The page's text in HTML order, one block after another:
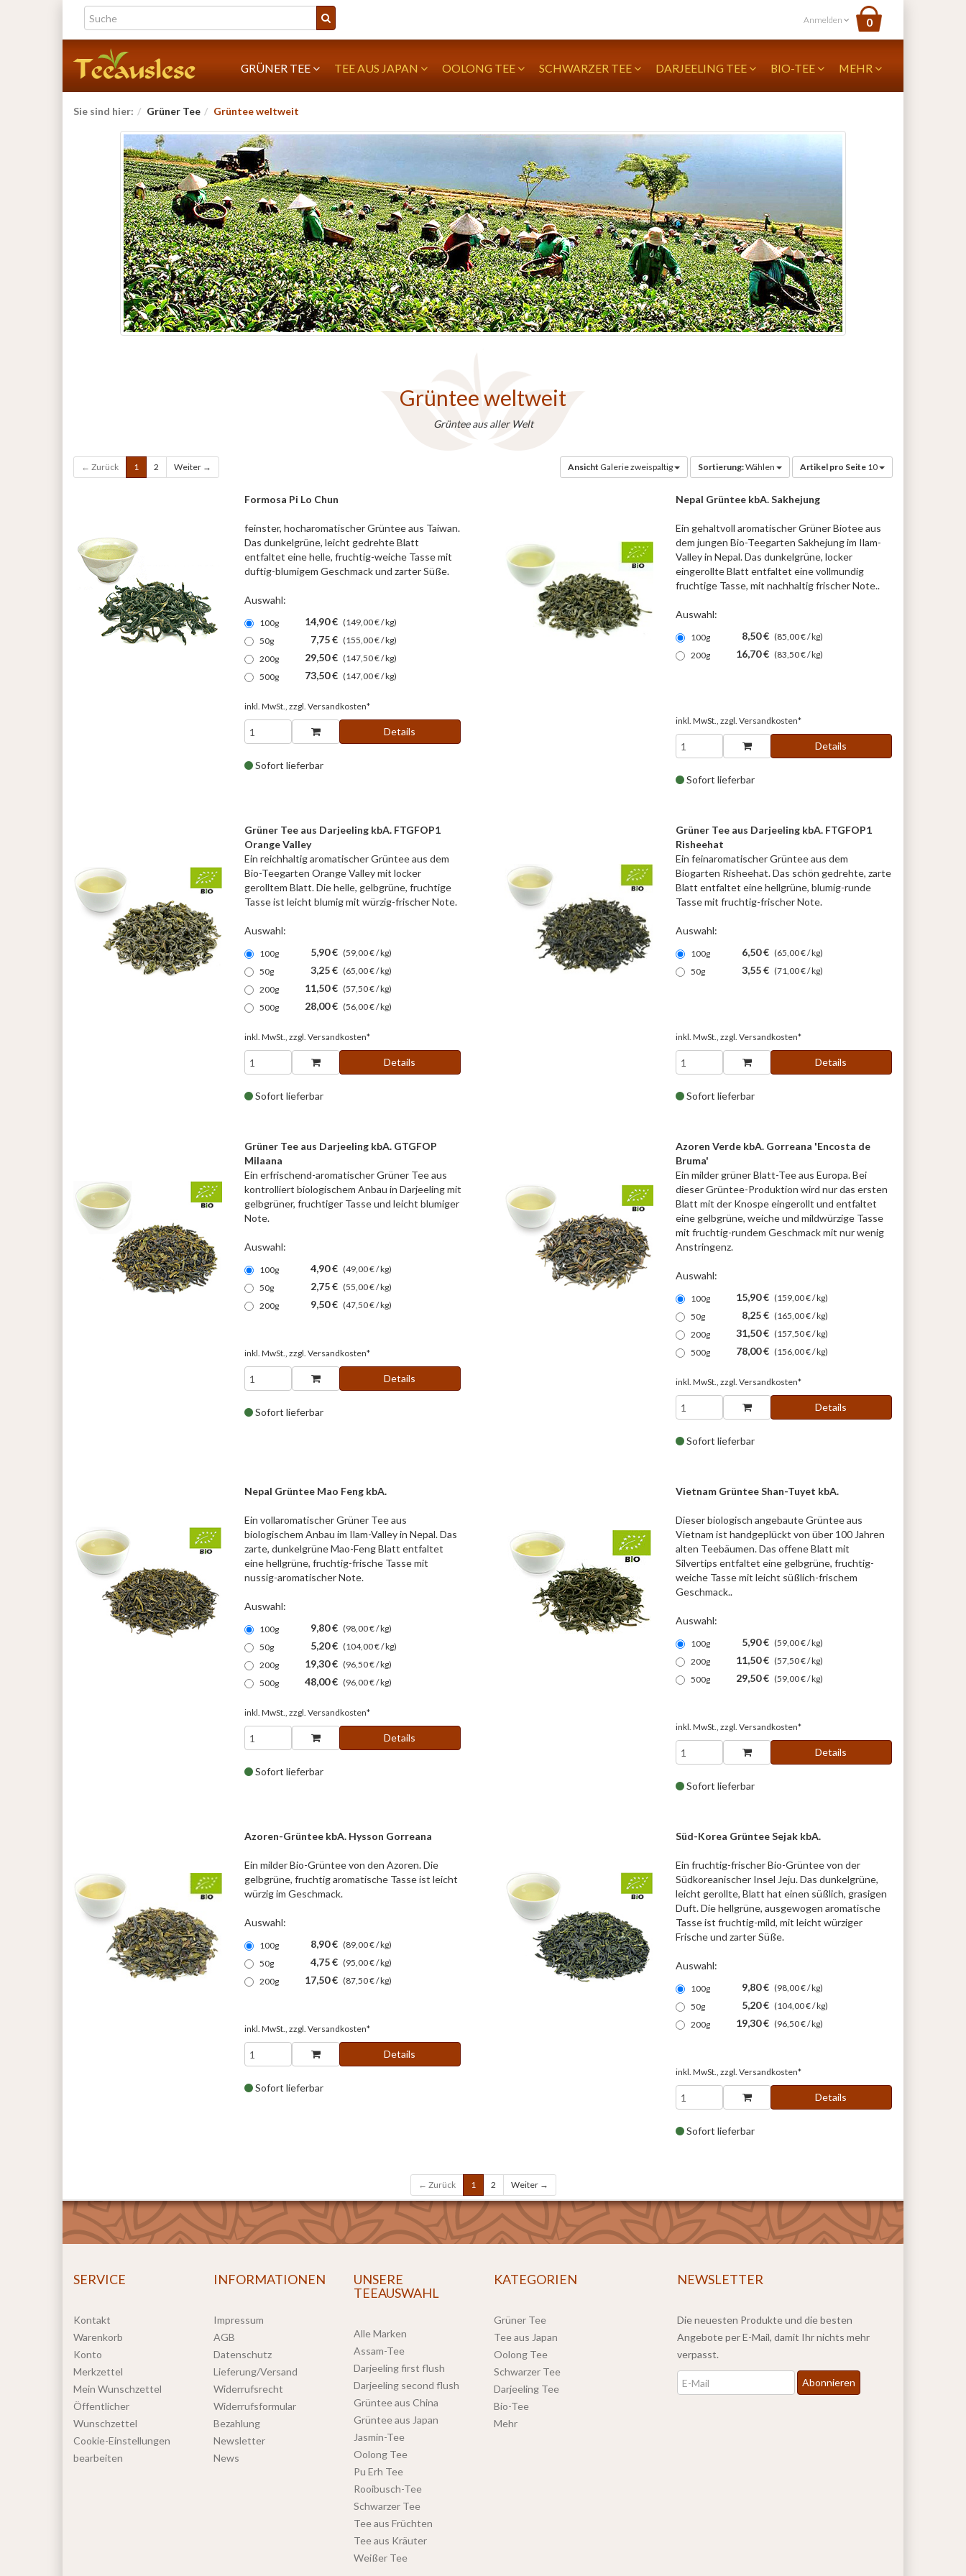
Anmelden 0
GRÜNER TEE TEE AUS JAPAN OOLONG TEE SCHWARZER TEE DARJEELING TEE BIO-TEE MEHR
Sie sind hier: Grüner Tee Grüntee weltweit
Grüntee weltweit
Grüntee aus aller Welt
← Zurück 1 2 Weiter → Ansicht Galerie zweispaltig Sortierung:Wählen Artikel pro Seite 10
Formosa Pi Lo Chun
feinster, hocharomatischer Grüntee aus Taiwan.
Das dunkelgrüne, leicht gedrehte Blatt
entfaltet eine helle, fruchtig-weiche Tasse mit
duftig-blumigem Geschmack und zarter Süße.
Auswahl:
100g 14,90 € (149,00 € / kg)
50g
7,75 € (155,00 € / kg)
200g
29,50 € (147,50 € / kg)
500g
73,50 € (147,00 € / kg)
inkl. MwSt., zzgl. Versandkosten*
Details
Sofort lieferbar
Nepal Grüntee kbA. Sakhejung
Ein gehaltvoll aromatischer Grüner Biotee aus
dem jungen Bio-Teegarten Sakhejung im Ilam-
Valley in Nepal. Das dunkelgrüne, locker
eingerollte Blatt entfaltet eine vollmundig
fruchtige Tasse, mit nachhaltig frischer Note..
Auswahl:
100g 8,50 € (85,00 € / kg)
200g
16,70 € (83,50 € / kg)
inkl. MwSt., zzgl. Versandkosten*
Details
Sofort lieferbar
Grüner Tee aus Darjeeling kbA. FTGFOP1
Orange Valley
Ein reichhaltig aromatischer Grüntee aus dem
Bio-Teegarten Orange Valley mit locker
gerolltem Blatt. Die helle, gelbgrüne, fruchtige
Tasse ist leicht blumig mit würzig-frischer Note.
Auswahl:
100g 5,90 € (59,00 € / kg)
50g
3,25 € (65,00 € / kg)
200g
11,50 € (57,50 € / kg)
500g
28,00 € (56,00 € / kg)
inkl. MwSt., zzgl. Versandkosten*
Details
Sofort lieferbar
Grüner Tee aus Darjeeling kbA. FTGFOP1
Risheehat
Ein feinaromatischer Grüntee aus dem
Biogarten Risheehat. Das schön gedrehte, zarte
Blatt entfaltet eine hellgrüne, blumig-runde
Tasse mit fruchtig-frischer Note.
Auswahl:
100g 6,50 € (65,00 € / kg)
50g
3,55 € (71,00 € / kg)
inkl. MwSt., zzgl. Versandkosten*
Details
Sofort lieferbar
Grüner Tee aus Darjeeling kbA. GTGFOP
Milaana
Ein erfrischend-aromatischer Grüner Tee aus
kontrolliert biologischem Anbau in Darjeeling mit
gelbgrüner, fruchtiger Tasse und leicht blumiger
Note.
Auswahl:
100g 4,90 € (49,00 € / kg)
50g
2,75 € (55,00 € / kg)
200g
9,50 € (47,50 € / kg)
inkl. MwSt., zzgl. Versandkosten*
Details
Sofort lieferbar
Azoren Verde kbA. Gorreana 'Encosta de
Bruma'
Ein milder grüner Blatt-Tee aus Europa. Bei
dieser Grüntee-Produktion wird nur das ersten
Blatt mit der Knospe eingerollt und entfaltet
eine gelbgrüne, weiche und mildwürzige Tasse
mit fruchtig-rundem Geschmack mit nur wenig
Anstringenz.
Auswahl:
100g 15,90 € (159,00 € / kg)
50g
8,25 € (165,00 € / kg)
200g
31,50 € (157,50 € / kg)
500g
78,00 € (156,00 € / kg)
inkl. MwSt., zzgl. Versandkosten*
Details
Sofort lieferbar
Nepal Grüntee Mao Feng kbA.
Ein vollaromatischer Grüner Tee aus
biologischem Anbau im Ilam-Valley in Nepal. Das
zarte, dunkelgrüne Mao-Feng Blatt entfaltet
eine hellgrüne, fruchtig-frische Tasse mit
nussig-aromatischer Note.
Auswahl:
100g 9,80 € (98,00 € / kg)
50g
5,20 € (104,00 € / kg)
200g
19,30 € (96,50 € / kg)
500g
48,00 € (96,00 € / kg)
inkl. MwSt., zzgl. Versandkosten*
Details
Sofort lieferbar
Vietnam Grüntee Shan-Tuyet kbA.
Dieser biologisch angebaute Grüntee aus
Vietnam ist handgeplückt von über 100 Jahren
alten Teebäumen. Das offene Blatt mit
Silvertips entfaltet eine gelbgrüne, fruchtig-
weiche Tasse mit leicht süßlich-frischem
Geschmack..
Auswahl:
100g 5,90 € (59,00 € / kg)
200g
11,50 € (57,50 € / kg)
500g
29,50 € (59,00 € / kg)
inkl. MwSt., zzgl. Versandkosten*
Details
Sofort lieferbar
Azoren-Grüntee kbA. Hysson Gorreana
Ein milder Bio-Grüntee von den Azoren. Die
gelbgrüne, fruchtig aromatische Tasse ist leicht
würzig im Geschmack.
Auswahl:
100g 8,90 € (89,00 € / kg)
50g
4,75 € (95,00 € / kg)
200g
17,50 € (87,50 € / kg)
inkl. MwSt., zzgl. Versandkosten*
Details
Sofort lieferbar
Süd-Korea Grüntee Sejak kbA.
Ein fruchtig-frischer Bio-Grüntee von der
Südkoreanischer Insel Jeju. Das dunkelgrüne,
leicht gerollte, Blatt hat einen süßlich, grasigen
Duft. Die hellgrüne, ausgewogen aromatische
Tasse ist fruchtig-mild, mit leicht würziger
Frische und zarter Süße.
Auswahl:
100g 9,80 € (98,00 € / kg)
50g
5,20 € (104,00 € / kg)
200g
19,30 € (96,50 € / kg)
inkl. MwSt., zzgl. Versandkosten*
Details
Sofort lieferbar
← Zurück 1 2 Weiter →
SERVICE
Kontakt
Warenkorb
Konto
Merkzettel
Mein Wunschzettel
Öffentlicher
Wunschzettel
Cookie-Einstellungen
bearbeiten
INFORMATIONEN
Impressum
AGB
Datenschutz
Lieferung/Versand
Widerrufsrecht
Widerrufsformular
Bezahlung
Newsletter
News
UNSERE
TEEAUSWAHL
Alle Marken
Assam-Tee
Darjeeling first flush
Darjeeling second flush
Grüntee aus China
Grüntee aus Japan
Jasmin-Tee
Oolong Tee
Pu Erh Tee
Rooibusch-Tee
Schwarzer Tee
Tee aus Früchten
Tee aus Kräuter
Weißer Tee
KATEGORIEN
Grüner Tee
Tee aus Japan
Oolong Tee
Schwarzer Tee
Darjeeling Tee
Bio-Tee
Mehr
NEWSLETTER
Die neuesten Produkte und die besten
Angebote per E-Mail, damit Ihr nichts mehr
verpasst.
Newsletter
Abonnieren